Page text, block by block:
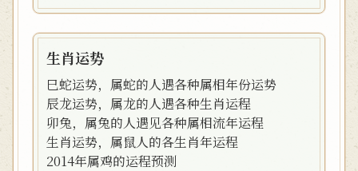
生肖运势
巳蛇运势，属蛇的人遇各种属相年份运势
辰龙运势，属龙的人遇各种生肖运程
卯兔，属兔的人遇见各种属相流年运程
生肖运势，属鼠人的各生肖年运程
2014年属鸡的运程预测